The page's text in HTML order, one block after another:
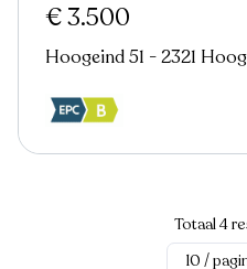
€ 3.500
Hoogeind 51 - 2321
Totaal 4